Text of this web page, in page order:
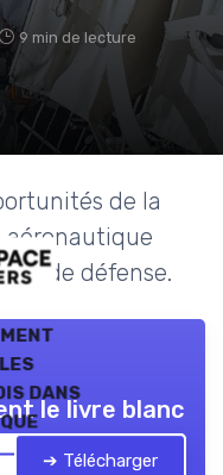
9 min de lecture
de la
et de défense.
dans
le livre blanc
➔ Télécharger